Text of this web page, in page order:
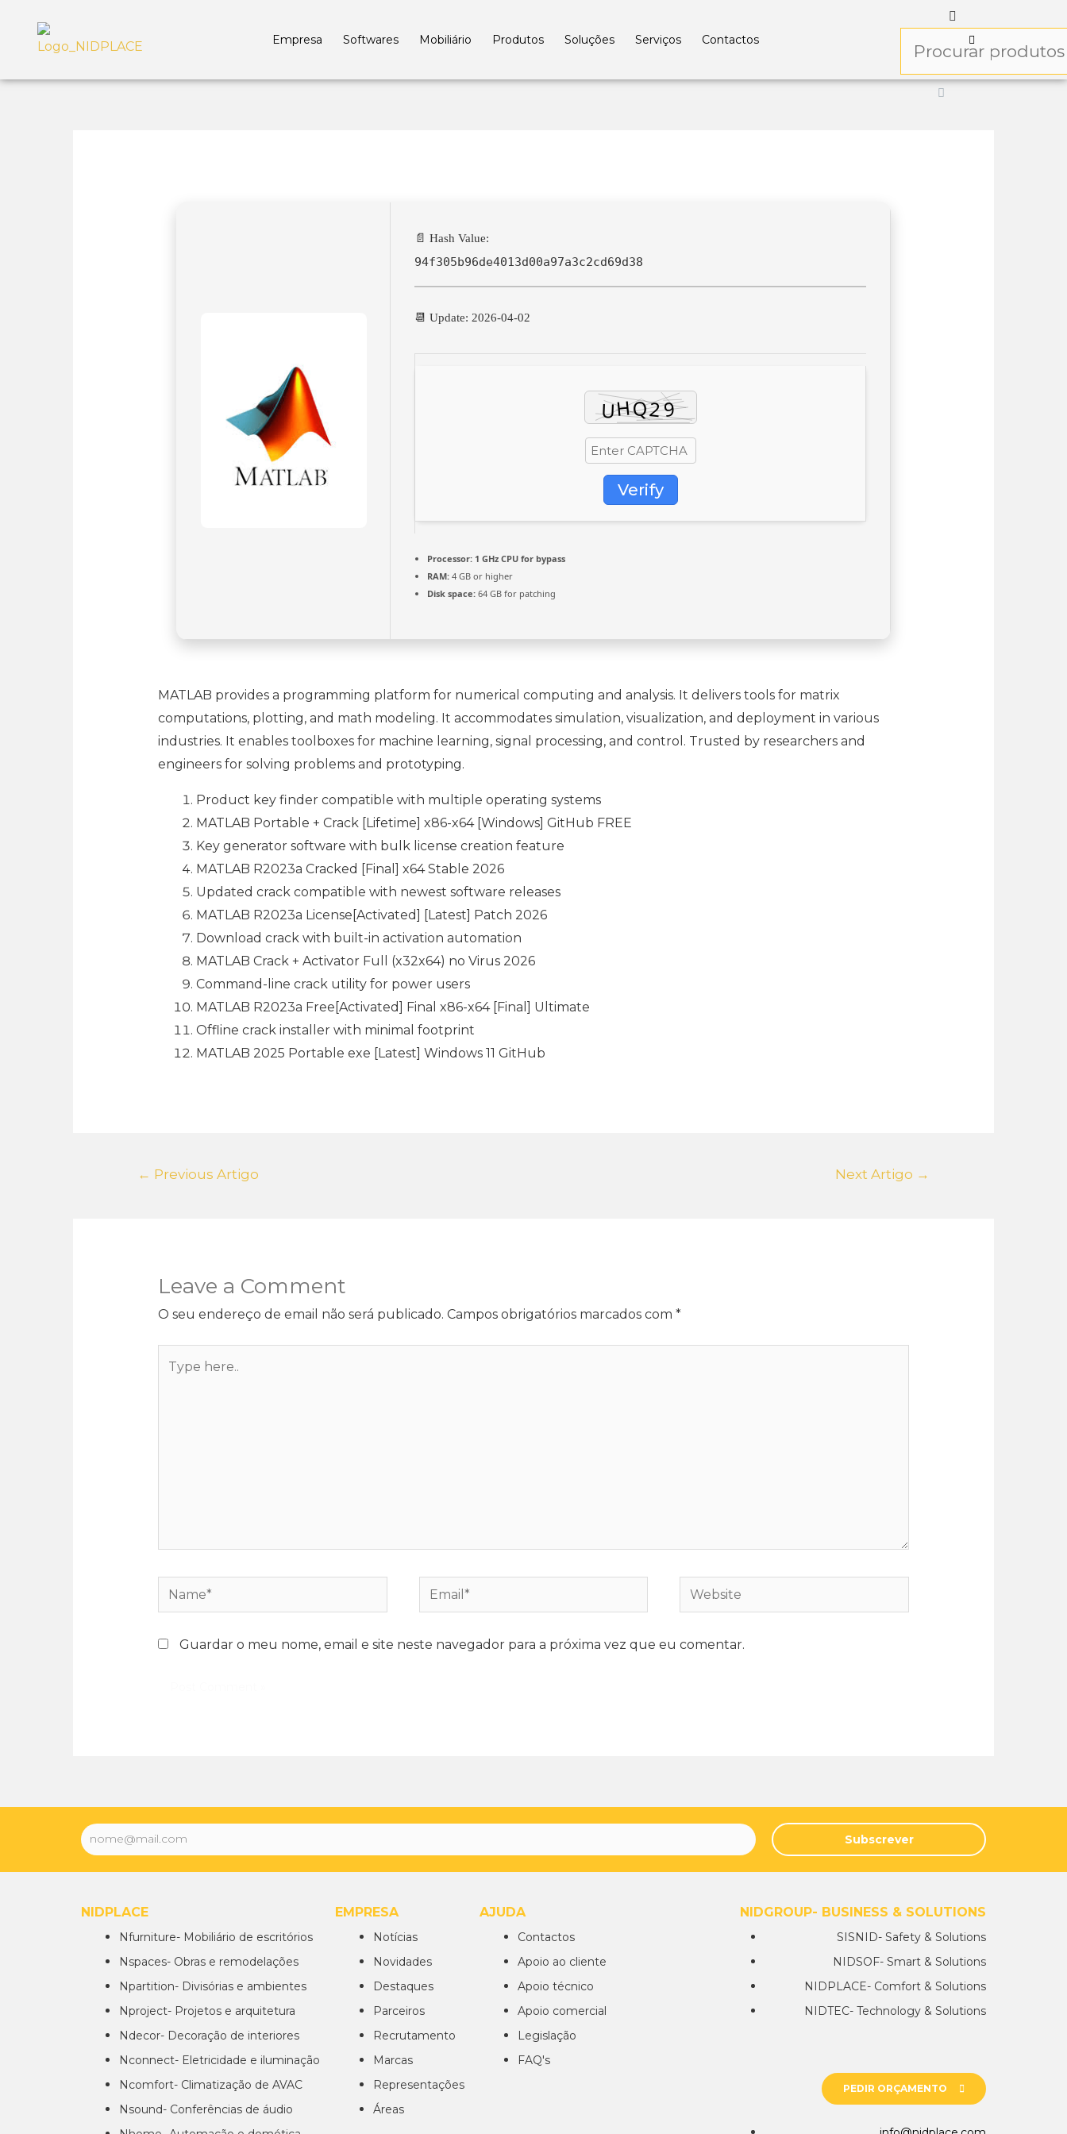
Empresa Softwares Mobiliário Produtos Soluções Serviços Contactos
📄 Hash Value:
94f305b96de4013d00a97a3c2cd69d38
📆 Update: 2026-04-02
Verify
Processor: 1 GHz CPU for bypass
RAM: 4 GB or higher
Disk space: 64 GB for patching
MATLAB provides a programming platform for numerical computing and analysis. It delivers tools for matrix
computations, plotting, and math modeling. It accommodates simulation, visualization, and deployment in various
industries. It enables toolboxes for machine learning, signal processing, and control. Trusted by researchers and
engineers for solving problems and prototyping.
Product key finder compatible with multiple operating systems
MATLAB Portable + Crack [Lifetime] x86-x64 [Windows] GitHub FREE
Key generator software with bulk license creation feature
MATLAB R2023a Cracked [Final] x64 Stable 2026
Updated crack compatible with newest software releases
MATLAB R2023a License[Activated] [Latest] Patch 2026
Download crack with built-in activation automation
MATLAB Crack + Activator Full (x32x64) no Virus 2026
Command-line crack utility for power users
MATLAB R2023a Free[Activated] Final x86-x64 [Final] Ultimate
Offline crack installer with minimal footprint
MATLAB 2025 Portable exe [Latest] Windows 11 GitHub
← Previous Artigo Next Artigo →
Leave a Comment
O seu endereço de email não será publicado. Campos obrigatórios marcados com *
Guardar o meu nome, email e site neste navegador para a próxima vez que eu comentar.
Subscrever
NIDPLACE
Nfurniture- Mobiliário de escritórios
Nspaces- Obras e remodelações
Npartition- Divisórias e ambientes
Nproject- Projetos e arquitetura
Ndecor- Decoração de interiores
Nconnect- Eletricidade e iluminação
Ncomfort- Climatização de AVAC
Nsound- Conferências de áudio
EMPRESA
Notícias
Novidades
Destaques
Parceiros
Recrutamento
Marcas
Representações
Áreas
AJUDA
Contactos
Apoio ao cliente
Apoio técnico
Apoio comercial
Legislação
FAQ's
NIDGROUP- BUSINESS & SOLUTIONS
SISNID- Safety & Solutions
NIDSOF- Smart & Solutions
NIDPLACE- Comfort & Solutions
NIDTEC- Technology & Solutions
PEDIR ORÇAMENTO